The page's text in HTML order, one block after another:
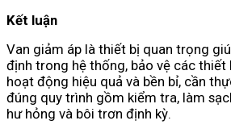
Kết luận
Van giảm áp là thiết bị quan trọng
định trong hệ thống, bảo vệ các thiết
hoạt động hiệu quả và bền bỉ, cần
đúng quy trình gồm kiểm tra, làm
hư hỏng và bôi trơn định kỳ.